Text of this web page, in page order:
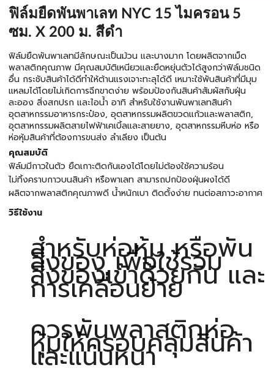
ฟิล์มยืดพันพาเลท NYC 15 ไมครอน 5
ซม. X 200 ม. สีดำ
ฟิล์มยืดพันพาเลทมีลักษณะเป็นม้วน และบางมาก โดยผลิตจากเม็ด
พลาสติกคุณภาพ มีคุณสมบัติเหนียวและยืดหยุ่นตัวได้สูงกว่าฟิล์มชนิด
อื่น กระชับสินค้าได้ดีทำให้ต้านแรงเจาะทะลุได้ดี เหมาะใช้พันสินค้าที่มีมุม
แหลมได้โดยไม่เกิดการฉีกขาดง่าย พร้อมป้องกันสินค้าสัมผัสกับฝุ่น
ละออง สิ่งสกปรก และไอน้ำ อาทิ สำหรับใช้งานพันพาเลทสินค้า
อุตสาหกรรมอาหารกระป๋อง, อุตสาหกรรมผลิตขวดแก้วและพลาสติก,
อุตสาหกรรมผลิตสายไฟฟ้าเคเบิ้ลและสายยาง, อุตสาหกรรมหีบห่อ หรือ
ห่อหุ้มสินค้าที่ต้องการขนส่ง ลำเลียง เป็นต้น
คุณสมบัติ
ฟิล์มมีกาวในตัว ยืดเกาะติดกันเองได้โดยไม่ต้องใช้ความร้อน
ไม่ทิ้งคราบกาวบนสินค้า หรือพาเลท สามารถปกป้องฝุ่นผงได้ดี
ผลิตจากพลาสติกคุณภาพดี น้ำหนักเบา ติดตั้งง่าย ทนต่อสภาวะอากาศ
วิธีใช้งาน
สำหรับห่อหุ้ม หรือพัน
สิ่งของ เพื่อใช้รวม
สิ่งของเข้าด้วยกัน และ
การเคลื่อนย้าย
ควรพันพลาสติกห่อ
หุ้มให้ครอบคลุมสินค้า
และแน่นหนา